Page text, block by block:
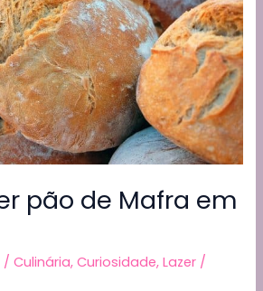
pão de Mafra em
/Culinária,Curiosidade,Lazer /